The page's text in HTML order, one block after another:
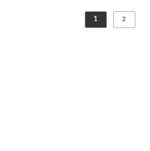
1 2